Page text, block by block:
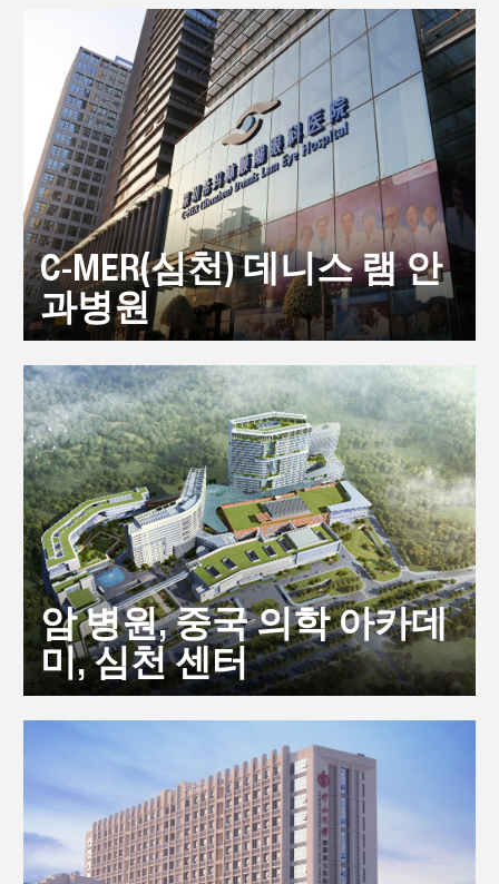
C-MER(심천) 데니스 램 안
과병원
암 병원, 중국 의학 아카데
미, 심천 센터